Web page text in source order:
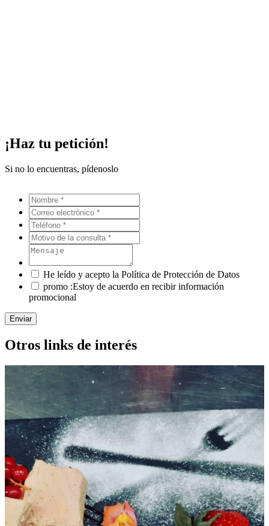
¡Haz tu petición!
Si no lo encuentras, pídenoslo
He leído y acepto la Política de Protección de Datos
promo :Estoy de acuerdo en recibir información
promocional
Enviar
Otros links de interés